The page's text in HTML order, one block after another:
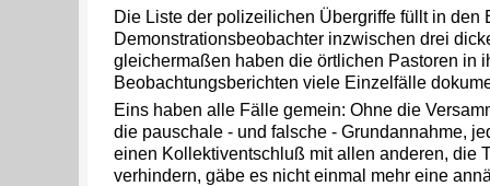
Die Liste der polizeilichen Übergriffe füllt in den
Demonstrationsbeobachter inzwischen drei
gleichermaßen haben die örtlichen Pastoren in
Beobachtungsberichten viele Einzelfälle
Eins haben alle Fälle gemein: Ohne die
die pauschale - und falsche - Grundannahme,
einen Kollektiventschluß mit allen anderen, die
verhindern, gäbe es nicht einmal mehr eine